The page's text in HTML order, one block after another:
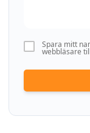
Spara mitt
webbläsare